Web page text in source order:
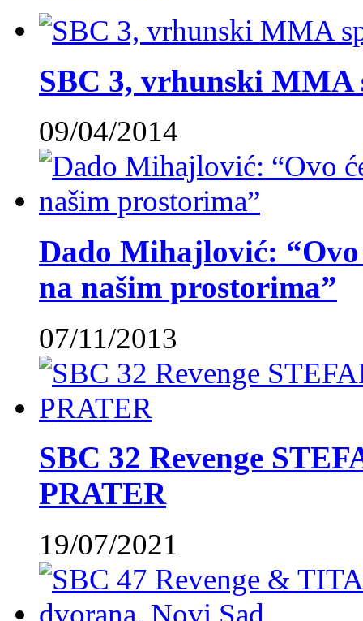
SBC 3, vrhunski MMA
09/04/2014
Dado Mihajlović:
na našim prostorima”
07/11/2013
SBC 32 Revenge
PRATER
19/07/2021